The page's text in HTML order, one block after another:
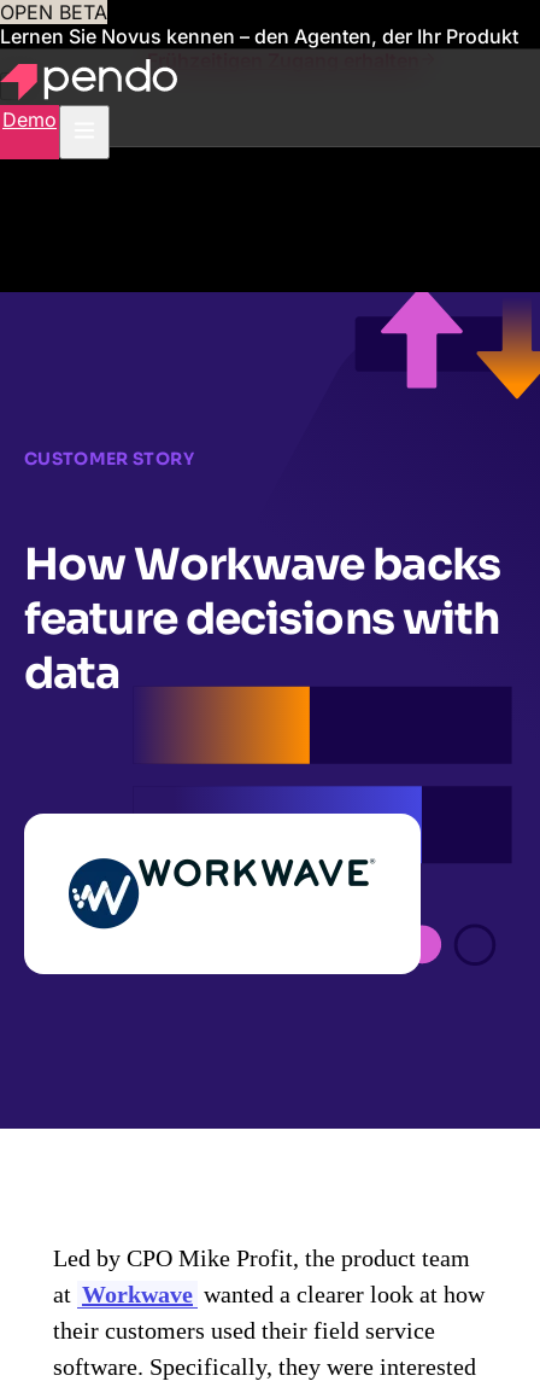
OPEN BETA
Lernen Sie Novus kennen – den Agenten, der Ihr Produkt
für Sie verwaltetFrühzeitigen Zugang erhalten
Demo
CUSTOMER STORY
How Workwave backs
feature decisions with
data
Led by CPO Mike Profit, the product team
at Workwave wanted a clearer look at how
their customers used their field service
software. Specifically, they were interested